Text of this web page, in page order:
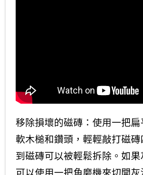
移除損壞的磁磚：使用一把
軟木槌和鑽頭，輕輕敲打磁
到磁磚可以被輕鬆拆除。如果
可以使用一把角磨機來切開灰